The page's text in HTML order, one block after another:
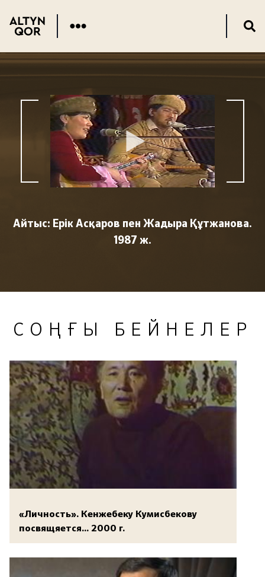
Айтыс: Ерік Асқаров пен Жадыра Құтжанова.
1987 ж.
СОҢҒЫ БЕЙНЕЛЕР
«Личность». Кенжебеку Кумисбекову
посвящяется... 2000 г.